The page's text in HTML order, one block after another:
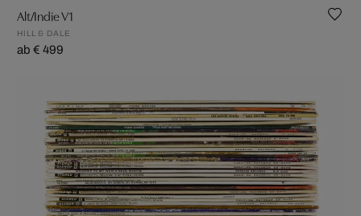
Alt/Indie V1
HILL & DALE
ab € 499